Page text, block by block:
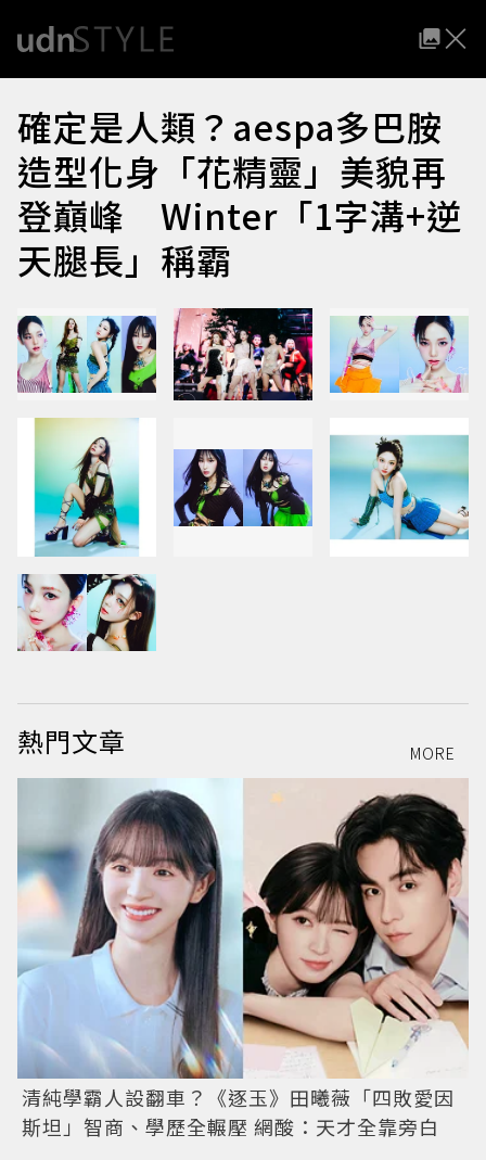
確定是人類？aespa多巴胺
造型化身「花精靈」美貌再
登巔峰 Winter「1字溝+逆
天腿長」稱霸
熱門文章 MORE
清純學霸人設翻車？《逐玉》田曦薇「四敗愛因
斯坦」智商、學歷全輾壓 網酸：天才全靠旁白